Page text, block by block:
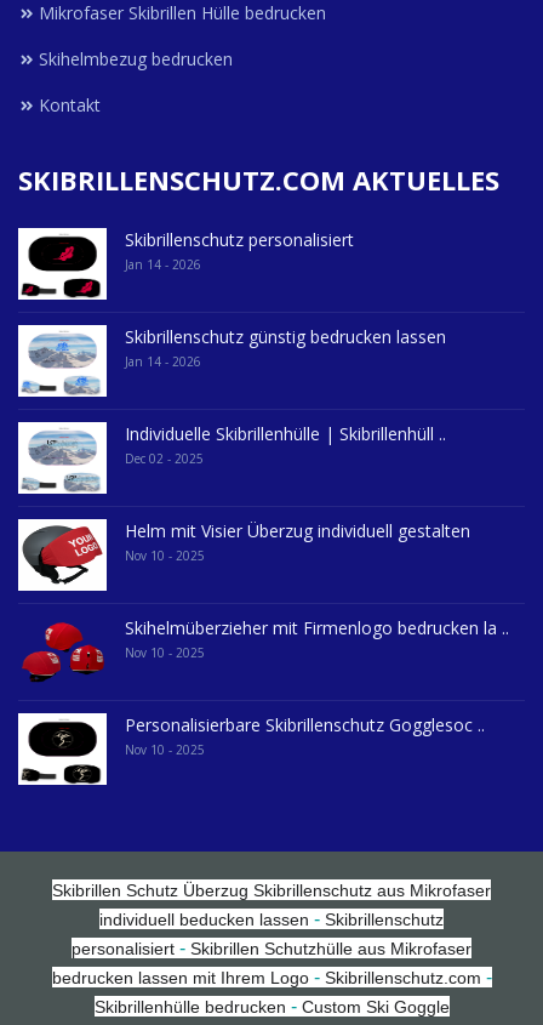
Mikrofaser Skibrillen Hülle bedrucken
Skihelmbezug bedrucken
Kontakt
SKIBRILLENSCHUTZ.COM AKTUELLES
Skibrillenschutz personalisiert
Jan 14 - 2026
Skibrillenschutz günstig bedrucken lassen
Jan 14 - 2026
Individuelle Skibrillenhülle | Skibrillenhüll ..
Dec 02 - 2025
Helm mit Visier Überzug individuell gestalten
Nov 10 - 2025
Skihelmüberzieher mit Firmenlogo bedrucken la ..
Nov 10 - 2025
Personalisierbare Skibrillenschutz Gogglesoc ..
Nov 10 - 2025
Skibrillen Schutz Überzug Skibrillenschutz aus Mikrofaser
individuell beducken lassen - Skibrillenschutz
personalisiert - Skibrillen Schutzhülle aus Mikrofaser
bedrucken lassen mit Ihrem Logo- Skibrillenschutz.com -
Skibrillenhülle bedrucken - Custom Ski Goggle